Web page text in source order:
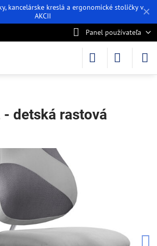
✕
kancelárske kreslá a ergonomické stoličky v
AKCII
Panel používateľa
- detská rastová